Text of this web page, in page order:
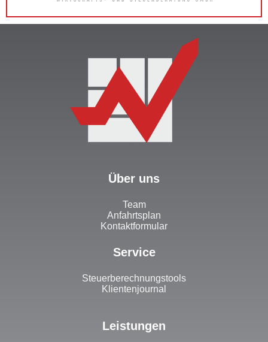
Über uns
Team
Anfahrtsplan
Kontaktformular
Service
Steuerberechnungstools
Klientenjournal
Leistungen